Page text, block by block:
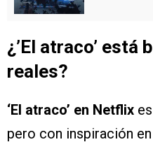
¿’El atraco’ está
reales?
‘El atraco’ en Netflix
pero con inspiración